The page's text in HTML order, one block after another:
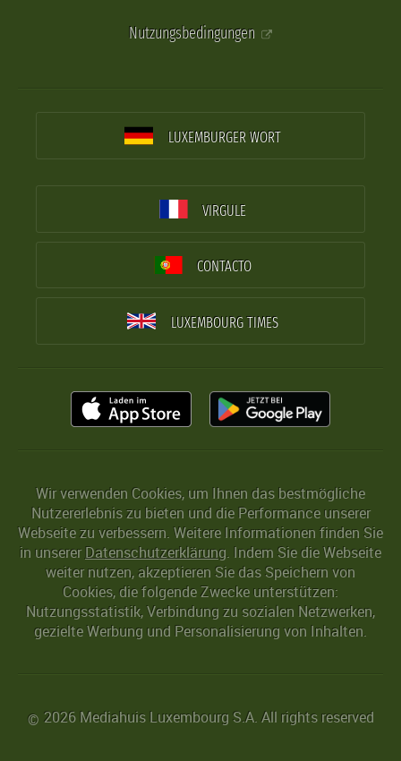
Nutzungsbedingungen
LUXEMBURGER WORT
VIRGULE
CONTACTO
LUXEMBOURG TIMES
Wir verwenden Cookies, um Ihnen das bestmögliche
Nutzererlebnis zu bieten und die Performance unserer
Webseite zu verbessern. Weitere Informationen finden Sie
in unserer Datenschutzerklärung. Indem Sie die Webseite
weiter nutzen, akzeptieren Sie das Speichern von
Cookies, die folgende Zwecke unterstützen:
Nutzungsstatistik, Verbindung zu sozialen Netzwerken,
gezielte Werbung und Personalisierung von Inhalten.
© 2026 Mediahuis Luxembourg S.A. All rights reserved